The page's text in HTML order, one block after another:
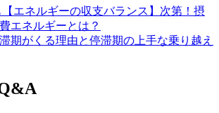
エネルギーの収支バランス】次第！摂
エネルギーとは？
期がくる理由と停滞期の上手な乗り越え